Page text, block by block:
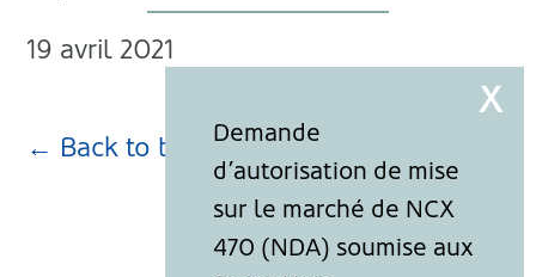
19 avril 2021
← Back to blog page